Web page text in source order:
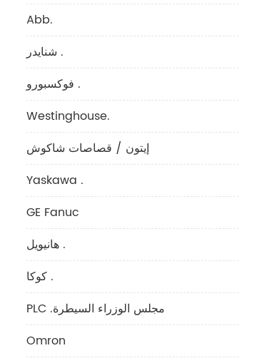
Abb.
شنايدر .
فوكسبورو .
Westinghouse.
إيتون / قصاصات شاكوش
Yaskawa .
GE Fanuc
هانيويل .
كوكا .
PLC .مجلس الوزراء السيطرة
Omron